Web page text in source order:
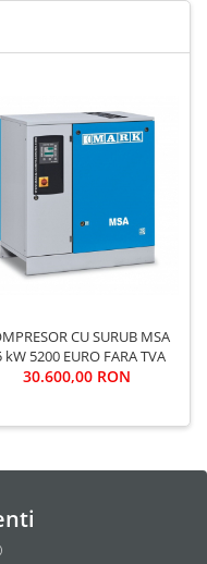
CU SURUB MSA
15 kW 5200 EURO FARA TVA
30.600,00 RON